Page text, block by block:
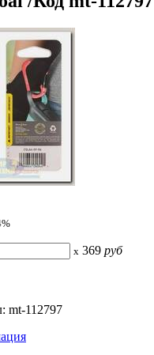
x 369 руб
mt-112797